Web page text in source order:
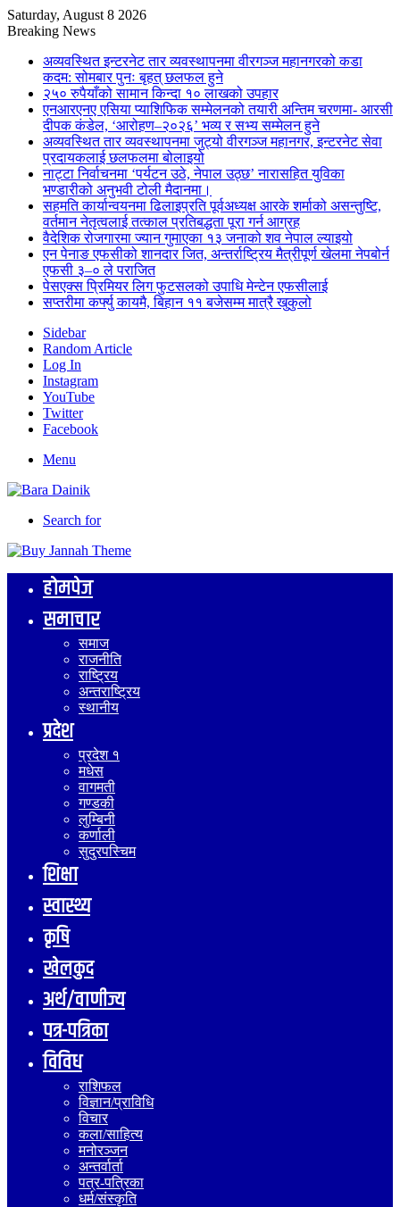
Saturday, August 8 2026
Breaking News
अव्यवस्थित इन्टरनेट तार व्यवस्थापनमा वीरगञ्ज महानगरको कडा
कदम: सोमबार पुनः बृहत् छलफल हुने
२५० रुपैयाँको सामान किन्दा १० लाखको उपहार
एनआरएनए एसिया प्याशिफिक सम्मेलनको तयारी अन्तिम चरणमा- आरसी
दीपक कंडेल, ‘आरोहण–२०२६’ भव्य र सभ्य सम्मेलन हुने
अव्यवस्थित तार व्यवस्थापनमा जुट्यो वीरगञ्ज महानगर, इन्टरनेट सेवा
प्रदायकलाई छलफलमा बोलाइयो
नाट्टा निर्वाचनमा ‘पर्यटन उठे, नेपाल उठ्छ’ नारासहित युविका
भण्डारीको अनुभवी टोली मैदानमा।
सहमति कार्यान्वयनमा ढिलाइप्रति पूर्वअध्यक्ष आरके शर्माको असन्तुष्टि,
वर्तमान नेतृत्वलाई तत्काल प्रतिबद्धता पूरा गर्न आग्रह
वैदेशिक रोजगारमा ज्यान गुमाएका १३ जनाको शव नेपाल ल्याइयो
एन पेनाङ एफसीको शानदार जित, अन्तर्राष्ट्रिय मैत्रीपूर्ण खेलमा नेपबोर्न
एफसी ३–० ले पराजित
पेसएक्स प्रिमियर लिग फुटसलको उपाधि मेन्टेन एफसीलाई
सप्तरीमा कर्फ्यु कायमै, बिहान ११ बजेसम्म मात्रै खुकुलो
Sidebar
Random Article
Log In
Instagram
YouTube
Twitter
Facebook
Menu
Search for
होमपेज
समाचार
समाज
राजनीति
राष्ट्रिय
अन्तराष्ट्रिय
स्थानीय
प्रदेश
प्रदेश १
मधेस
वागमती
गण्डकी
लुम्बिनी
कर्णाली
सुदुरपस्चिम
शिक्षा
स्वास्थ्य
कृषि
खेलकुद
अर्थ/वाणीज्य
पत्र-पत्रिका
विविध
राशिफल
विज्ञान/प्राविधि
विचार
कला/साहित्य
मनोरञ्जन
अन्तर्वार्ता
पत्र-पत्रिका
धर्म/संस्कृति